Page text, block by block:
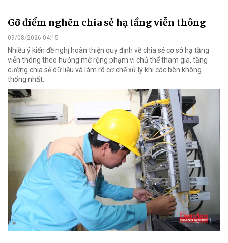
Gỡ điểm nghẽn chia sẻ hạ tầng viễn thông
09/08/2026 04:15
Nhiều ý kiến đề nghị hoàn thiện quy định về chia sẻ cơ sở hạ tầng
viễn thông theo hướng mở rộng phạm vi chủ thể tham gia, tăng
cường chia sẻ dữ liệu và làm rõ cơ chế xử lý khi các bên không
thống nhất.